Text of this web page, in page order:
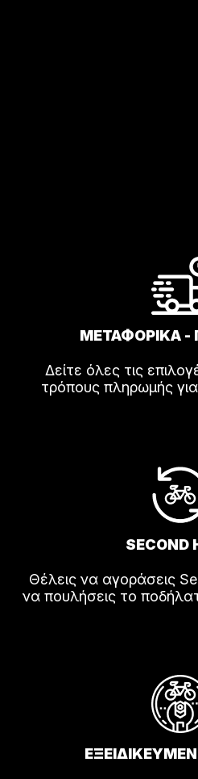
ΜΕΤΑΦΟΡΙΚΑ
Δείτε όλες τις
τρόπους πληρωμής
SECOND
Θέλεις να αγοράσεις
να πουλήσεις το